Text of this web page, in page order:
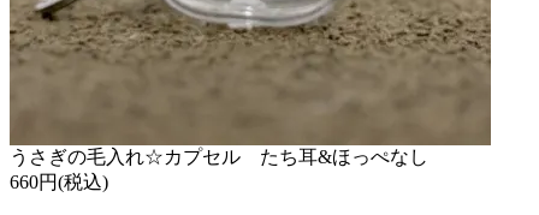
うさぎの毛入れ☆カプセル たち耳&ほっぺなし
660円(税込)